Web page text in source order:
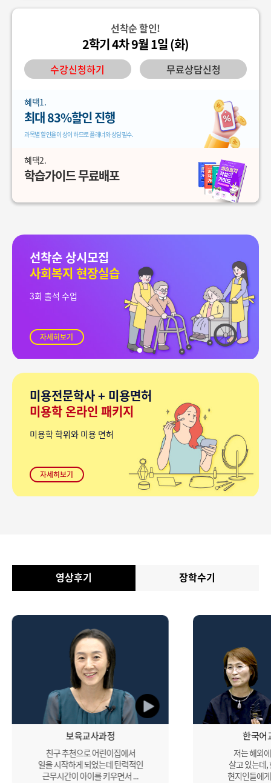
선착순 할인!
2학기 4차 9월 1일 (화)
수강신청하기 무료상담신청
혜택1.
최대 83%할인 진행
과목별 할인율이 상이 하므로 플래너와 상담필수.
혜택2.
학습가이드 무료배포
선착순 상시모집
사회복지 현장실습
3회 출석 수업
자세히보기
미용전문학사 + 미용면허
미용학 온라인 패키지
미용학 학위와 미용 면허
자세히보기
영상후기 장학수기
보육교사과정
친구 추천으로 어린이집에서
일을 시작하게 되었는데 탄력적인
근무시간이 아이를 키우면서 ...
한국어
저는 해외
살고 있는데,
현지인들에